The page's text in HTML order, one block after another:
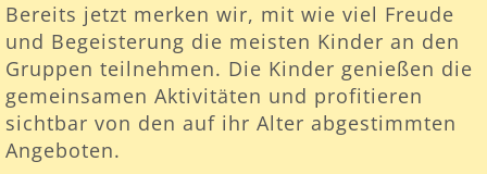
Bereits jetzt merken wir, mit wie viel Freude
und Begeisterung die meisten Kinder an den
Gruppen teilnehmen. Die Kinder genießen die
gemeinsamen Aktivitäten und profitieren
sichtbar von den auf ihr Alter abgestimmten
Angeboten.